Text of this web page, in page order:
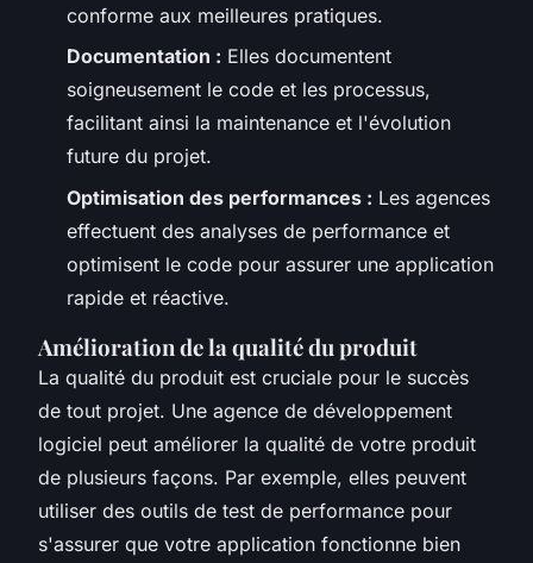
conforme aux meilleures pratiques.
Documentation : Elles documentent
soigneusement le code et les processus,
facilitant ainsi la maintenance et l'évolution
future du projet.
Optimisation des performances : Les agences
effectuent des analyses de performance et
optimisent le code pour assurer une application
rapide et réactive.
Amélioration de la qualité du produit
La qualité du produit est cruciale pour le succès
de tout projet. Une agence de développement
logiciel peut améliorer la qualité de votre produit
de plusieurs façons. Par exemple, elles peuvent
utiliser des outils de test de performance pour
s'assurer que votre application fonctionne bien